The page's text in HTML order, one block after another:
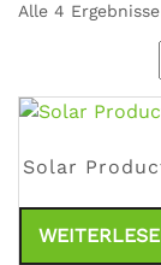
Alle 4
Solar